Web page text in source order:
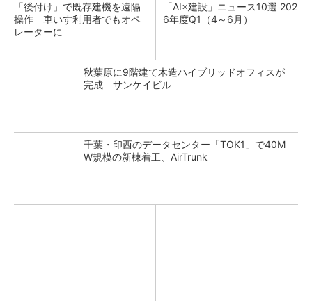
「後付け」で既存建機を遠隔
操作 車いす利用者でもオペ
レーターに
「AI×建設」ニュース10選 202
6年度Q1（4～6月）
秋葉原に9階建て木造ハイブリッドオフィスが
完成 サンケイビル
千葉・印西のデータセンター「TOK1」で40M
W規模の新棟着工、AirTrunk